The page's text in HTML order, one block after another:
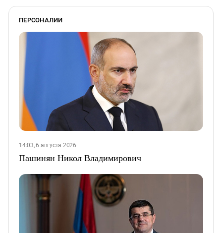
ПЕРСОНАЛИИ
14:03, 6 августа 2026
Пашинян Никол Владимирович